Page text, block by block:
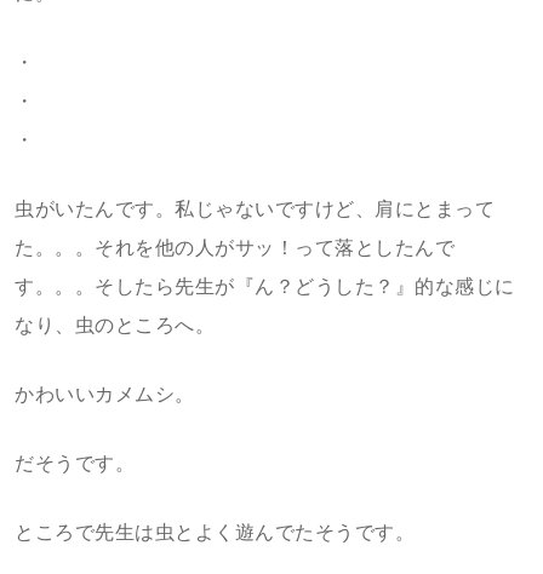
・
・
・
虫がいたんです。私じゃないですけど、肩にとまって
た。。。それを他の人がサッ！って落としたんで
す。。。そしたら先生が『ん？どうした？』的な感じに
なり、虫のところへ。
かわいいカメムシ。
だそうです。
ところで先生は虫とよく遊んでたそうです。